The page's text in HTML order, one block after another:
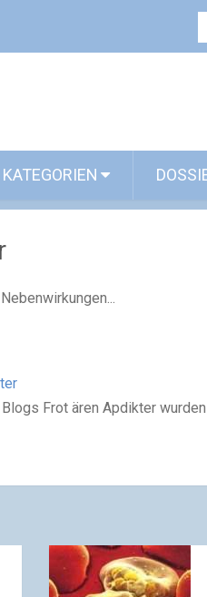
KATEGORIEN
Frot ären Apdikter